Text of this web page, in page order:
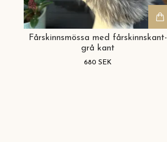
Fårskinnsmössa med fårskinnskant-
grå kant
680 SEK